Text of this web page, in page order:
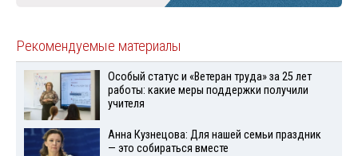
Рекомендуемые материалы
Особый статус и «Ветеран труда» за 25 лет
работы: какие меры поддержки получили
учителя
Анна Кузнецова: Для нашей семьи праздник
— это собираться вместе